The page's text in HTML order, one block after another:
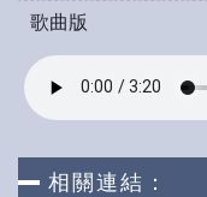
歌曲版
相關連結：